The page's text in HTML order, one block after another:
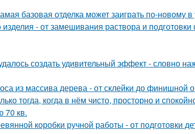
базовая отделка может заиграть по-новому
изделия - от замешивания раствора и
создать удивительный эффект - словно
из массива дерева - от склейки до финишной
тогда, когда в нём чисто, просторно и
70 кв.
коробки ручной работы - от подготовки